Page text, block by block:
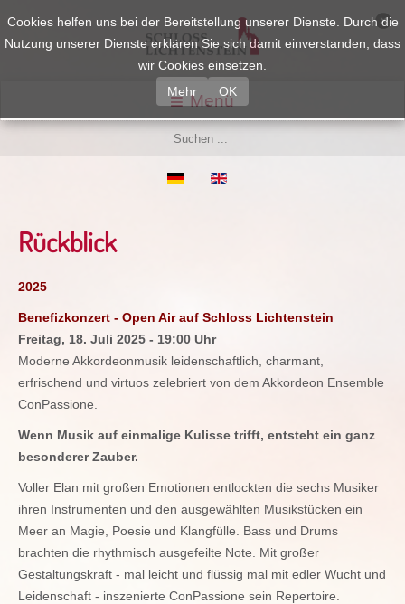
Cookies helfen uns bei der Bereitstellung unserer Dienste. Durch die
Nutzung unserer Dienste erklären Sie sich damit einverstanden, dass
wir Cookies einsetzen.
Mehr OK
Menü
Rückblick
2025
Benefizkonzert - Open Air auf Schloss Lichtenstein
Freitag, 18. Juli 2025 - 19:00 Uhr
Moderne Akkordeonmusik leidenschaftlich, charmant,
erfrischend und virtuos zelebriert von dem Akkordeon Ensemble
ConPassione.
Wenn Musik auf einmalige Kulisse trifft, entsteht ein ganz
besonderer Zauber.
Voller Elan mit großen Emotionen entlockten die sechs Musiker
ihren Instrumenten und den ausgewählten Musikstücken ein
Meer an Magie, Poesie und Klangfülle. Bass und Drums
brachten die rhythmisch ausgefeilte Note. Mit großer
Gestaltungskraft - mal leicht und flüssig mal mit edler Wucht und
Leidenschaft - inszenierte ConPassione sein Repertoire.